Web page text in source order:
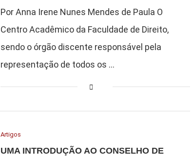
Por Anna Irene Nunes Mendes de Paula O
Centro Acadêmico da Faculdade de Direito,
sendo o órgão discente responsável pela
representação de todos os …
Artigos
UMA INTRODUÇÃO AO CONSELHO DE